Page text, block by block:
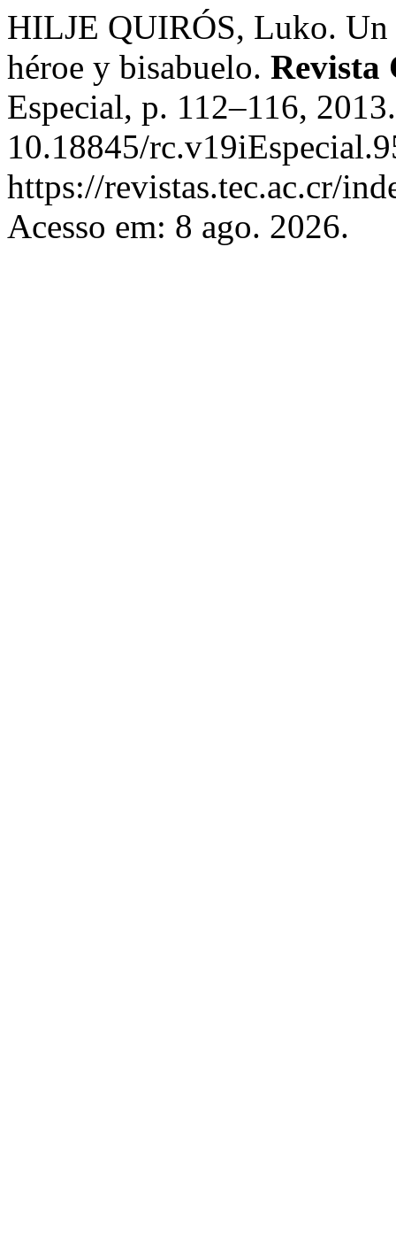
HILJE QUIRÓS, Luko. Un
héroe y bisabuelo. Revista
Especial, p. 112–116,
10.18845/
https://revistas.tec.ac.cr/
Acesso em: 8 ago. 2026.